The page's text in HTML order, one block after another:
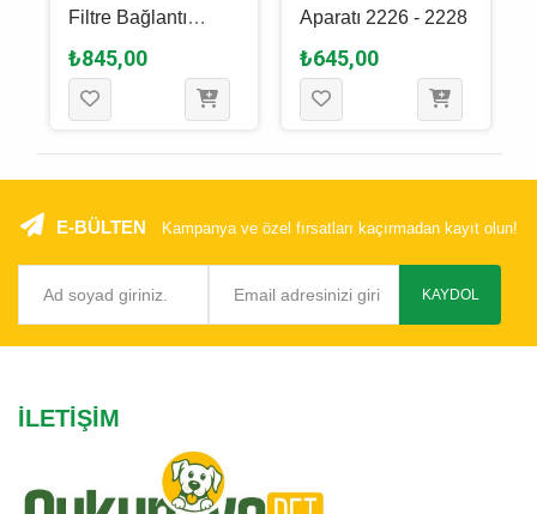
Filtre Bağlantı
Vanası
₺845,00
Aparatı 2226 - 2228
₺645,00
E-BÜLTEN Kampanya ve özel fırsatları kaçırmadan kayıt olun!
KAYDOL
İLETIŞIM